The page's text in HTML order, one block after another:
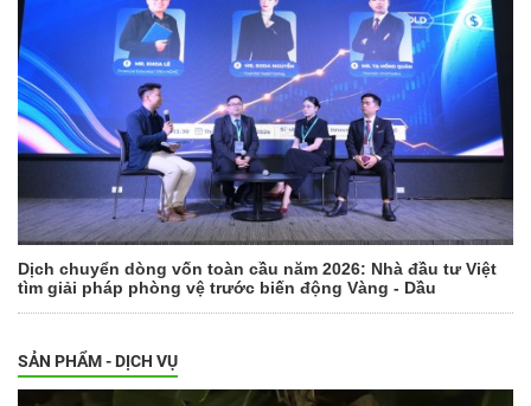
Dịch chuyển dòng vốn toàn cầu năm 2026: Nhà đầu tư Việt
tìm giải pháp phòng vệ trước biến động Vàng - Dầu
SẢN PHẨM - DỊCH VỤ